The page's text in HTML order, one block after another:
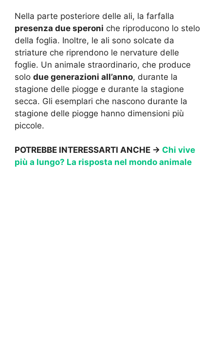
Nella parte posteriore delle ali, la farfalla
presenza due speroni che riproducono lo stelo
della foglia. Inoltre, le ali sono solcate da
striature che riprendono le nervature delle
foglie. Un animale straordinario, che produce
solo due generazioni all’anno, durante la
stagione delle piogge e durante la stagione
secca. Gli esemplari che nascono durante la
stagione delle piogge hanno dimensioni più
piccole.
POTREBBE INTERESSARTI ANCHE → Chi vive
più a lungo? La risposta nel mondo animale